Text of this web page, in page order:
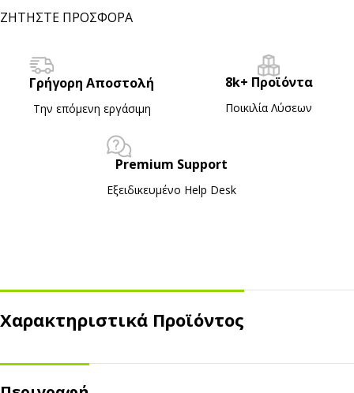
ΖΗΤΗΣΤΕ ΠΡΟΣΦΟΡΑ
Γρήγορη Αποστολή
Την επόμενη εργάσιμη
8k+ Προϊόντα
Ποικιλία Λύσεων
Premium Support
Εξειδικευμένο Ηelp Desk
Χαρακτηριστικά Προϊόντος